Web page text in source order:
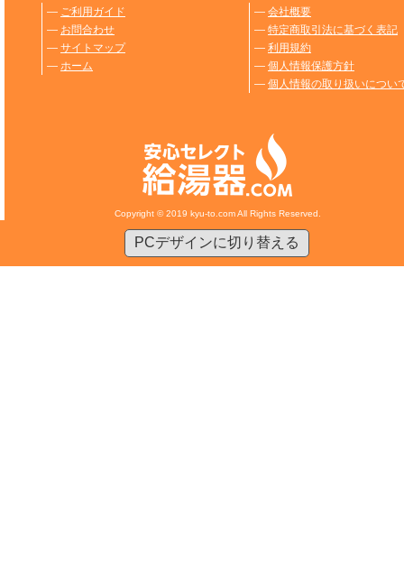
― ご利用ガイド
― お問合わせ
― サイトマップ
― ホーム
― 会社概要
― 特定商取引法に基づく表記
― 利用規約
― 個人情報保護方針
― 個人情報の取り扱いについ
Copyright © 2019 kyu-to.com All Rights Reserved.